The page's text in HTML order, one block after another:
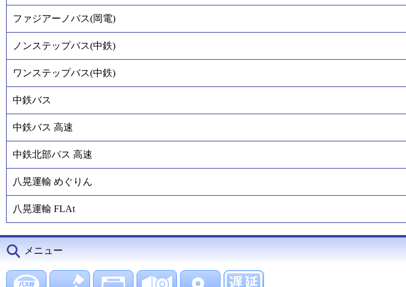
ファジアーノバス(岡電)
ノンステップバス(中鉄)
ワンステップバス(中鉄)
中鉄バス
中鉄バス 高速
中鉄北部バス 高速
八晃運輸 めぐりん
八晃運輸 FLAt
メニュー